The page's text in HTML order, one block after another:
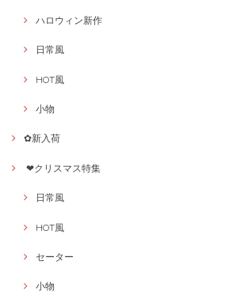
ハロウィン新作
日常風
HOT風
小物
✿新入荷
❤クリスマス特集
日常風
HOT風
セーター
小物